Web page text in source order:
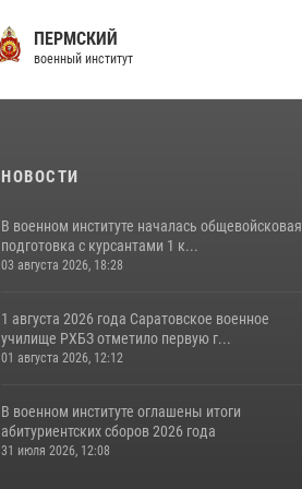
ПЕРМСКИЙ
военный институт
НОВОСТИ
В военном институте началась общевойсковая
подготовка с курсантами 1 к...
03 августа 2026, 18:28
1 августа 2026 года Саратовское военное
училище РХБЗ отметило первую г...
01 августа 2026, 12:12
В военном институте оглашены итоги
абитуриентских сборов 2026 года
31 июля 2026, 12:08